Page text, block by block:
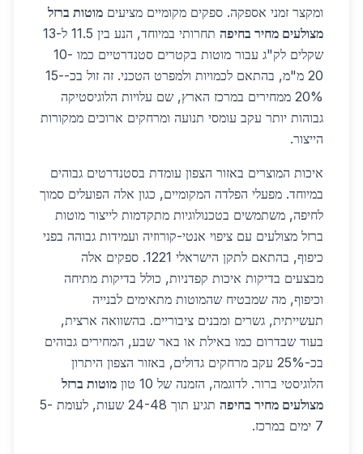
ומקצר זמני אספקה. ספקים מקומיים מציעים מוטות ברזל
מצולעים מחיר בחיפה
תחרותי במיוחד, הנע בין 11.5 ל-13
שקלים לק"ג עבור מוטות בקטרים סטנדרטיים כמו 10-
20 מ"מ, בהתאם לכמויות ולמפרט הטכני. זה זול בכ-15-
20% ממחירים במרכז הארץ, שם עלויות הלוגיסטיקה
גבוהות יותר עקב עומסי תנועה ומרחקים ארוכים ממקורות
הייצור.
איכות המוצרים באזור הצפון עומדת בסטנדרטים גבוהים
במיוחד. מפעלי הפלדה המקומיים, כגון אלה הפועלים סמוך
לחיפה, משתמשים בטכנולוגיות מתקדמות לייצור מוטות
ברזל מצולעים עם ציפוי אנטי-קורוזיה ועמידות גבוהה בפני
כיפוף, בהתאם לתקן הישראלי 1221. ספקים אלה
מבצעים בדיקות איכות קפדניות, כולל בדיקות מתיחה
וכיפוף, מה שמבטיח שהמוטות מתאימים לבנייה
תעשייתית, גשרים ומבנים ציבוריים. בהשוואה ארצית,
בעוד שבדרום כמו באילת או באר שבע, המחירים גבוהים
בכ-25% עקב מרחקים גדולים, באזור הצפון היתרון
הלוגיסטי ברור. לדוגמה, הזמנה של 10 טון
מוטות ברזל
מצולעים מחיר בחיפה
תגיע תוך 24-48 שעות, לעומת 5-
7 ימים במרכז.